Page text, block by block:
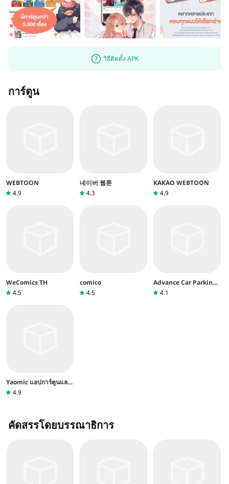
วิธีติดตั้ง APK
การ์ตูน
WEBTOON
4.9
네이버 웹툰
4.3
KAKAO WEBTOON
4.9
WeComics TH
4.5
comico
4.5
Advance Car Parking
game
4.1
Yaomic แอปการ์ตูนและ
นิยายวาย
4.9
คัดสรรโดยบรรณาธิการ